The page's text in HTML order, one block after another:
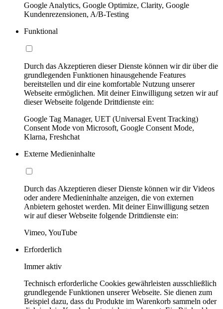
Google Analytics, Google Optimize, Clarity, Google
Kundenrezensionen, A/B-Testing
Funktional
Durch das Akzeptieren dieser Dienste können wir dir über die
grundlegenden Funktionen hinausgehende Features
bereitstellen und dir eine komfortable Nutzung unserer
Webseite ermöglichen. Mit deiner Einwilligung setzen wir auf
dieser Webseite folgende Drittdienste ein:
Google Tag Manager, UET (Universal Event Tracking)
Consent Mode von Microsoft, Google Consent Mode,
Klarna, Freshchat
Externe Medieninhalte
Durch das Akzeptieren dieser Dienste können wir dir Videos
oder andere Medieninhalte anzeigen, die von externen
Anbietern gehostet werden. Mit deiner Einwilligung setzen
wir auf dieser Webseite folgende Drittdienste ein:
Vimeo, YouTube
Erforderlich
Immer aktiv
Technisch erforderliche Cookies gewährleisten ausschließlich
grundlegende Funktionen unserer Webseite. Sie dienen zum
Beispiel dazu, dass du Produkte im Warenkorb sammeln oder